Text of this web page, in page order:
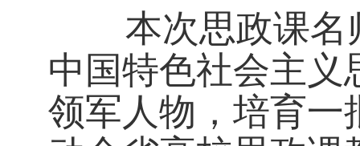
本次思政课名师
中国特色社会主义
领军人物，培育一